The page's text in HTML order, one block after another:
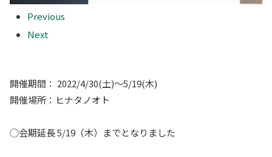
Previous
Next
開催期間： 2022/4/30(土)〜5/19(木)
開催場所：ヒナタノオト
◯会期延長 5/19（木）までとなりました